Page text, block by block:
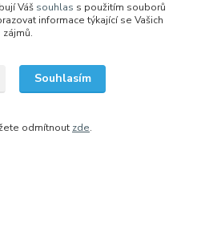
Váš souhlas s použitím souborů
informace týkající se Vašich
zájmů.
Souhlasím
odmítnout zde.